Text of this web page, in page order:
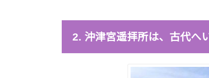
2. 沖津宮遥拝所は、古代へ